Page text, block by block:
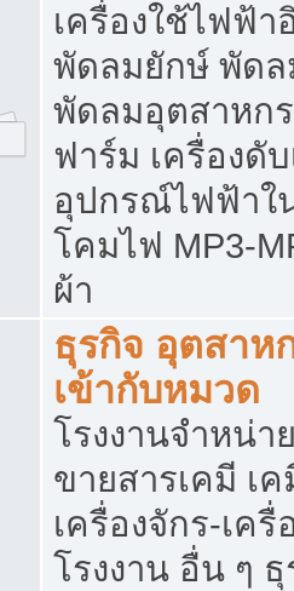
เครื่องใช้ไฟฟ้า
พัดลมยักษ์ พัด
พัดลมอุตสาหก
ฟาร์ม เครื่องดั
อุปกรณ์ไฟฟ้าใ
โคมไฟ MP3-
ผ้า
ธุรกิจ อุตสาห
เข้ากับหมวด
โรงงานจำหน่
ขายสารเคมี เ
เครื่องจักร-เค
โรงงาน อื่น ๆ